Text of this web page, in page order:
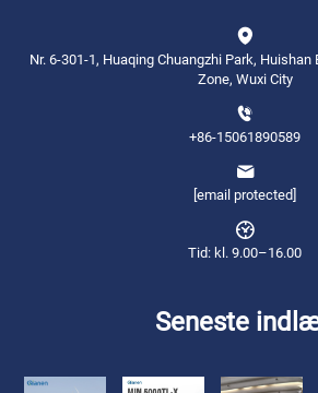
Nr. 6-301-1, Huaqing Chuangzhi Park,
Zone, Wuxi City
+86-15061890589
[email protected]
Tid: kl. 9.00–16.00
Seneste